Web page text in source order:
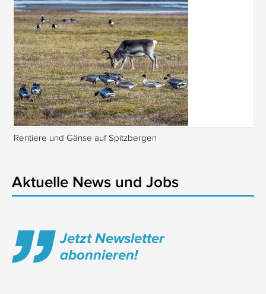
Rentiere und Gänse auf Spitzbergen
Aktuelle News und Jobs
Jetzt Newsletter
abonnieren!